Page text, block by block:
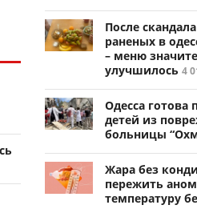
После
раненых в
– меню
улучшилось 4
Одесса готова
детей из
больницы
Жара без
пережить
температуру